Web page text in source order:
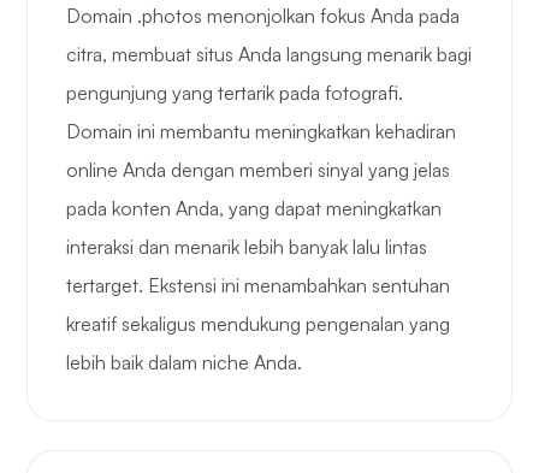
Domain .photos menonjolkan fokus Anda pada
citra, membuat situs Anda langsung menarik bagi
pengunjung yang tertarik pada fotografi.
Domain ini membantu meningkatkan kehadiran
online Anda dengan memberi sinyal yang jelas
pada konten Anda, yang dapat meningkatkan
interaksi dan menarik lebih banyak lalu lintas
tertarget. Ekstensi ini menambahkan sentuhan
kreatif sekaligus mendukung pengenalan yang
lebih baik dalam niche Anda.